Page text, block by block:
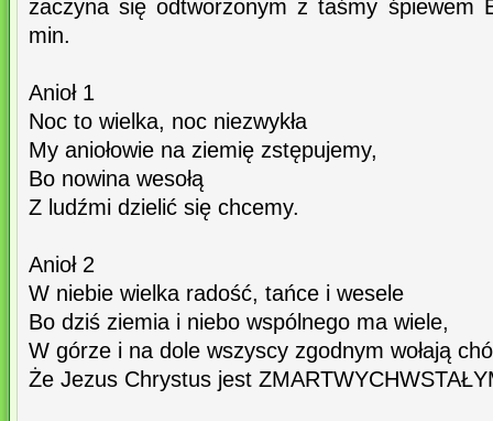
zaczyna się odtworzonym z taśmy śpiewem
min.
Anioł 1
Noc to wielka, noc niezwykła
My aniołowie na ziemię zstępujemy,
Bo nowina wesołą
Z ludźmi dzielić się chcemy.
Anioł 2
W niebie wielka radość, tańce i wesele
Bo dziś ziemia i niebo wspólnego ma wiele,
W górze i na dole wszyscy zgodnym wołają
Że Jezus Chrystus jest